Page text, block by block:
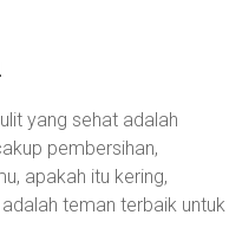
yang sehat adalah
pembersihan,
apakah itu kering,
teman terbaik untuk